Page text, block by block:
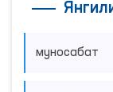
муносабат